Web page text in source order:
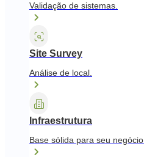
Validação de sistemas.
Site Survey
Análise de local.
Infraestrutura
Base sólida para seu negócio.